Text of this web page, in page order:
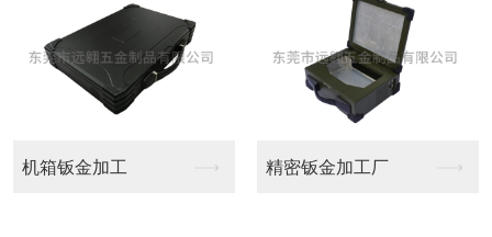
精密钣金加工厂 铝型材CNC加工